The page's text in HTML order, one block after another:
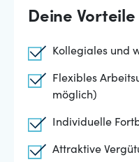
Deine Vorteile
Kollegiales und
Flexibles
möglich)
Individuelle
Attraktive